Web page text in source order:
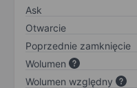
Ask
Otwarcie
Poprzednie zamknięcie
Wolumen
Wolumen względny